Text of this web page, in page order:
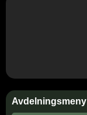
Avdelningsmeny